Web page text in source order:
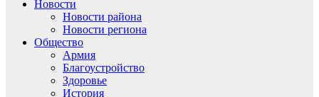
Новости
Новости района
Новости региона
Общество
Армия
Благоустройство
Здоровье
История